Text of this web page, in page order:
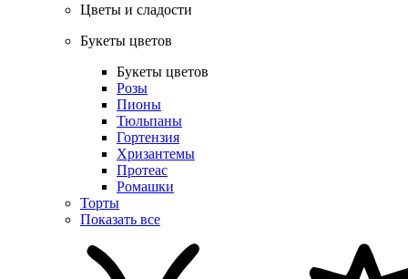
Цветы и сладости
Букеты цветов
Букеты цветов
Розы
Пионы
Тюльпаны
Гортензия
Хризантемы
Протеас
Ромашки
Торты
Показать все